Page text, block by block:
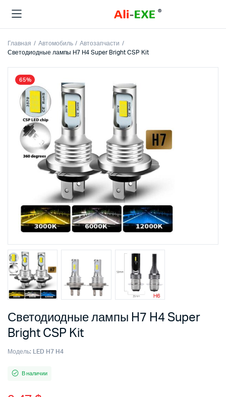
Главная Автомобиль
Автозапчасти
Светодиодные лампы H7 H4 Super Bright CSP Kit
65%
Светодиодные лампы H7 H4 Super
Bright CSP Kit
Модель: LED H7 H4
В наличии